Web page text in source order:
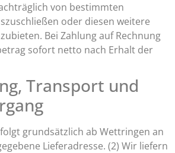
von bestimmten
oder diesen weitere
Bei Zahlung auf Rechnung
sofort netto nach Erhalt der
Transport und
grundsätzlich ab Wettringen an
Lieferadresse. (2) Wir liefern